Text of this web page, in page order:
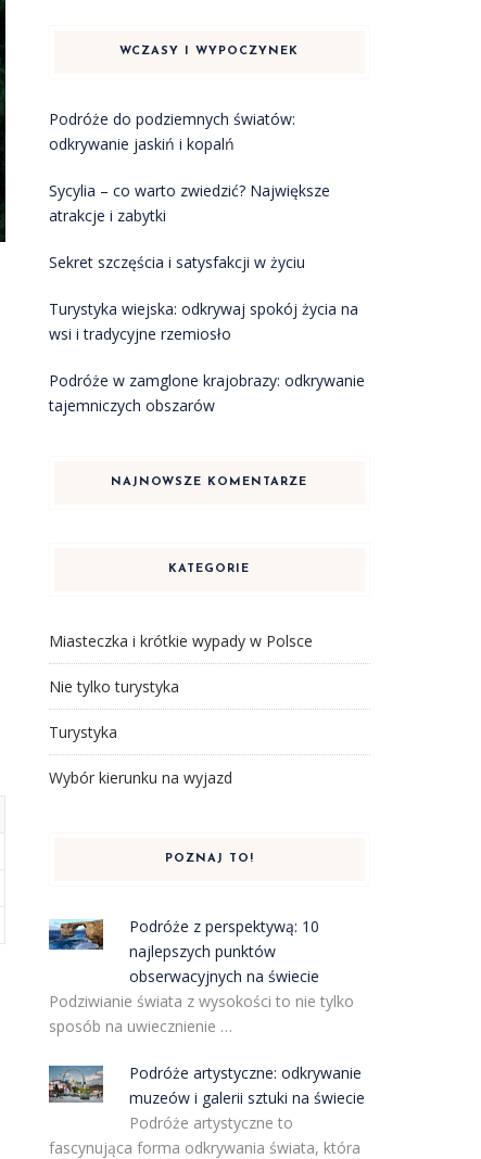
WCZASY I WYPOCZYNEK
Podróże do podziemnych światów:
odkrywanie jaskiń i kopalń
Sycylia – co warto zwiedzić? Największe
atrakcje i zabytki
Sekret szczęścia i satysfakcji w życiu
Turystyka wiejska: odkrywaj spokój życia na
wsi i tradycyjne rzemiosło
Podróże w zamglone krajobrazy: odkrywanie
tajemniczych obszarów
NAJNOWSZE KOMENTARZE
KATEGORIE
Miasteczka i krótkie wypady w Polsce
Nie tylko turystyka
Turystyka
Wybór kierunku na wyjazd
POZNAJ TO!
Podróże z perspektywą: 10
najlepszych punktów
obserwacyjnych na świecie
Podziwianie świata z wysokości to nie tylko
sposób na uwiecznienie …
Podróże artystyczne: odkrywanie
muzeów i galerii sztuki na świecie
Podróże artystyczne to
fascynująca forma odkrywania świata, która